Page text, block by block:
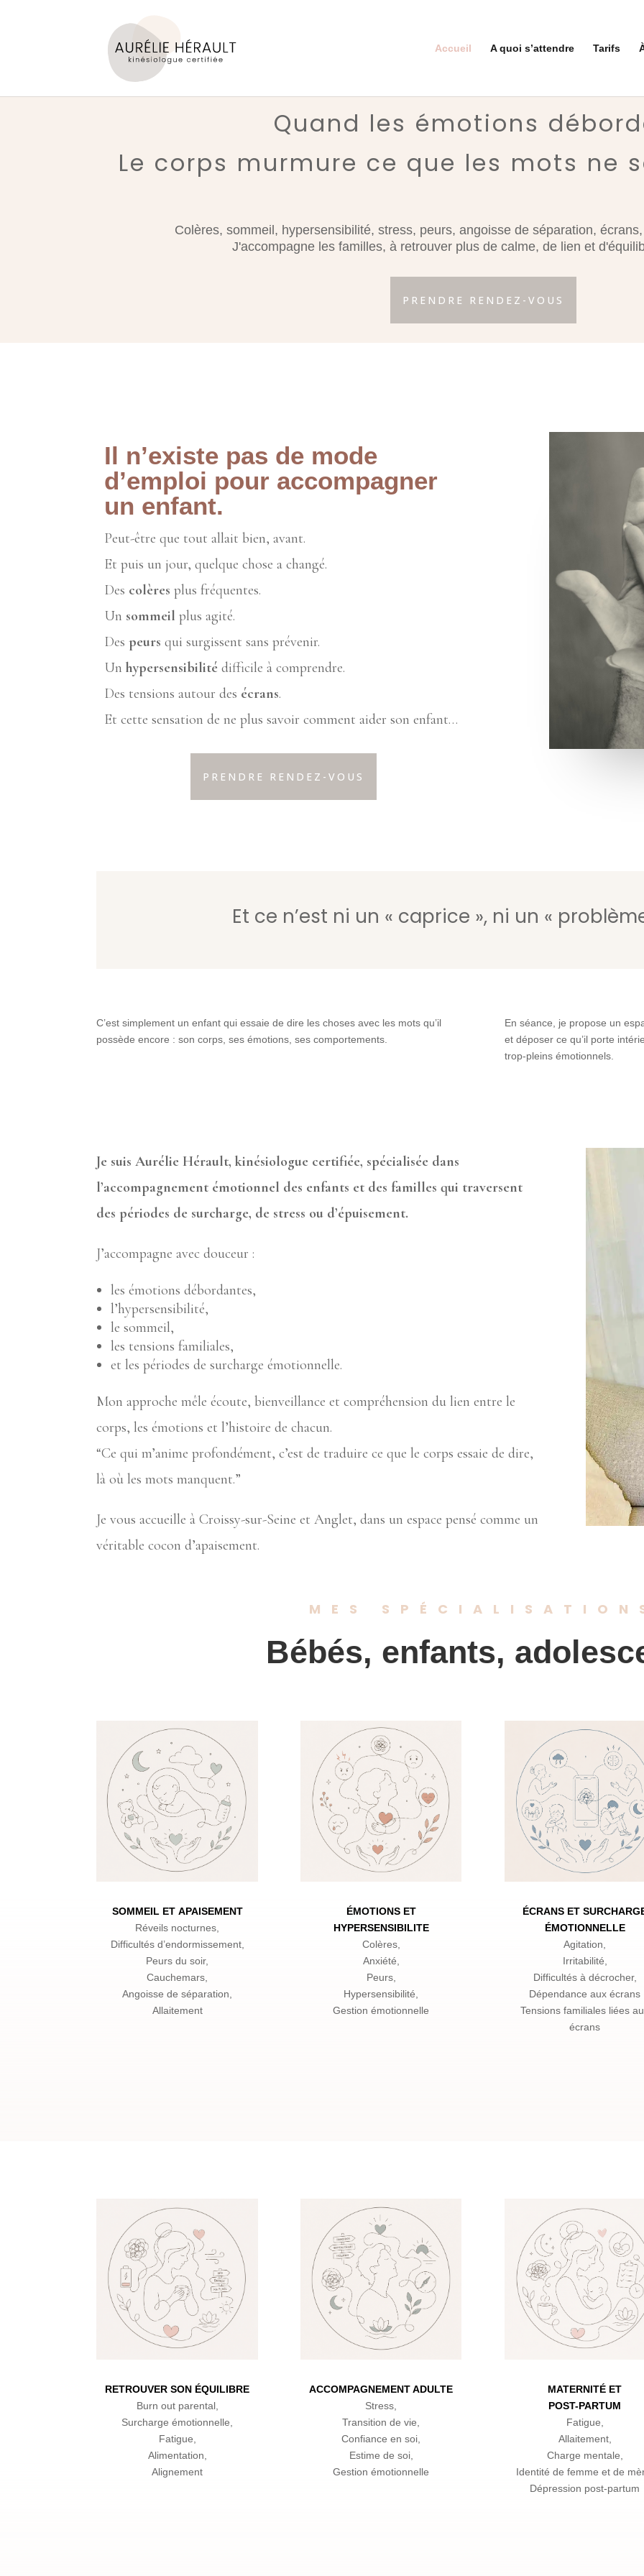
Accueil A quoi s’attendre Tarifs
Quand les émotions
Le corps murmure ce que les mots ne
Colères, sommeil, hypersensibilité, stress, peurs, angoisse de séparation,
J'accompagne les familles, à retrouver plus de calme, de lien et
PRENDRE RENDEZ-VOUS
Il n’existe pas de mode
d’emploi pour accompagner
un enfant.
Peut-être que tout allait bien, avant.
Et puis un jour, quelque chose a changé.
Des colères plus fréquentes.
Un sommeil plus agité.
Despeurs qui surgissent sans prévenir.
Unhypersensibilité difficile à comprendre.
Des tensions autour des écrans.
Et cette sensation de ne plus savoir comment aider son enfant…
PRENDRE RENDEZ-VOUS
Et ce n’est ni un « caprice », ni un «
C’est simplement un enfant qui essaie de dire les choses avec les mots qu’il
possède encore : son corps, ses émotions, ses comportements.
En séance, je propose un
et déposer ce qu’il porte
trop-pleins émotionnels.
Je suis Aurélie Hérault, kinésiologue certifiée, spécialisée dans
l’accompagnement émotionnel des enfants et des familles qui traversent
des périodes de surcharge, de stress ou d’épuisement.
J’accompagne avec douceur :
les émotions débordantes,
l’hypersensibilité,
le sommeil,
les tensions familiales,
et les périodes de surcharge émotionnelle.
Mon approche mêle écoute, bienveillance et compréhension du lien entre le
corps, les émotions et l’histoire de chacun.
“Ce qui m’anime profondément, c’est de traduire ce que le corps essaie de dire,
là où les mots manquent.”
Je vous accueille à Croissy-sur-Seine et Anglet, dans un espace pensé comme un
véritable cocon d’apaisement.
MES
Bébés, enfants,
SOMMEIL ET APAISEMENT
Réveils nocturnes,
Difficultés d’endormissement,
Peurs du soir,
Cauchemars,
Angoisse de séparation,
Allaitement
ÉMOTIONS ET
HYPERSENSIBILITE
Colères,
Anxiété,
Peurs,
Hypersensibilité,
Gestion émotionnelle
ÉCRANS ET
ÉMOTIONNELLE
Agitation,
Irritabilité,
Difficultés à décrocher,
Dépendance aux écrans
Tensions familiales liées
écrans
RETROUVER SON ÉQUILIBRE
Burn out parental,
Surcharge émotionnelle,
Fatigue,
Alimentation,
Alignement
ACCOMPAGNEMENT ADULTE
Stress,
Transition de vie,
Confiance en soi,
Estime de soi,
Gestion émotionnelle
MATERNITÉ ET
POST-PARTUM
Fatigue,
Allaitement,
Charge mentale,
Identité de femme et de
Dépression post-partum